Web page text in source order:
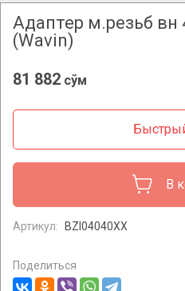
Адаптер м.резьб вн
(Wavin)
81 882 сўм
В
Артикул: BZI04040XX
Поделиться